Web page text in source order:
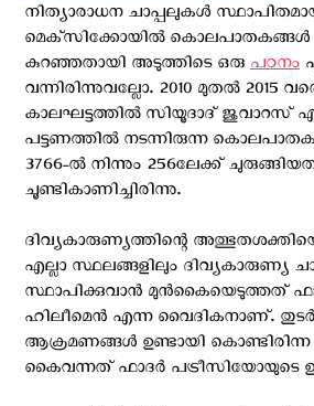
നിത്യാരാധന ചാപ്പലുകള്‍
മെക്‌സിക്കോയില്‍
കുറഞ്ഞതായി അടുത്തിടെ ഒരു പഠനം
വന്നിരിന്നുവല്ലോ. 2010 മുതല്‍ 2015
കാലഘട്ടത്തില്‍ സിയൂദാദ് ജുവാറസ്
പട്ടണത്തില്‍ നടന്നിരുന്ന
3766-ല്‍ നിന്നും 256ലേക്ക്
ചൂണ്ടികാണിച്ചിരിന്നു.
ദിവ്യകാരുണ്യത്തിന്റെ
എല്ലാ സ്ഥലങ്ങളിലും ദിവ്യകാരുണ്യ
സ്ഥാപിക്കുവാന്‍ മുന്‍കൈയെടുത്തത്
ഹിലീമെന്‍ എന്ന വൈദികനാണ്.
ആക്രമണങ്ങള്‍ ഉണ്ടായി
കൈവന്നത് ഫാദര്‍ പട്രീസിയോയുടെ